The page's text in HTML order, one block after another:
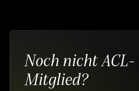
Noch nicht ACL-
Mitglied?